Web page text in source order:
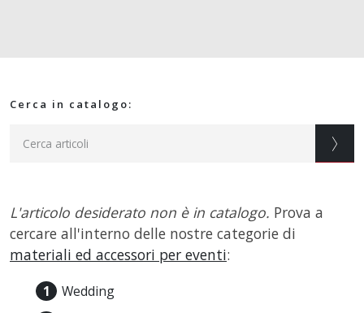
Cerca in catalogo:
L'articolo desiderato non è in catalogo. Prova a
cercare all'interno delle nostre categorie di
materiali ed accessori per eventi:
Wedding